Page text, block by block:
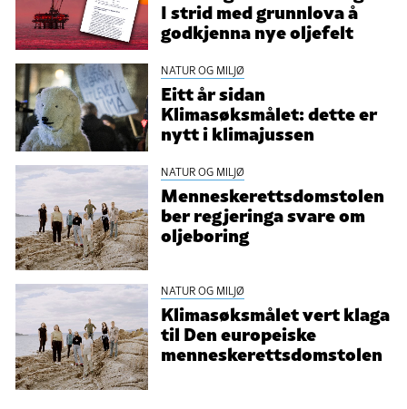
I strid med grunnlova å
godkjenna nye oljefelt
NATUR OG MILJØ
Eitt år sidan
Klimasøksmålet: dette er
nytt i klimajussen
NATUR OG MILJØ
Menneskerettsdomstolen
ber regjeringa svare om
oljeboring
NATUR OG MILJØ
Klimasøksmålet vert klaga
til Den europeiske
menneskerettsdomstolen